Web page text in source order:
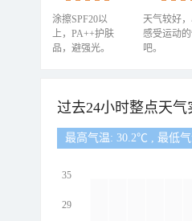
涂擦SPF20以
上，PA++护肤
品，避强光。
天气较好
感受运动
吧。
过去24小时整点天气
最高气温: 30.2℃ , 最低
35
29